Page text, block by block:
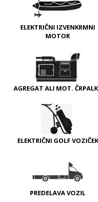
ELEKTRIČNI IZVENKRMNI
MOTOR
AGREGAT ALI MOT.
ELEKTRIČNI GOLF VOZIČEK
PREDELAVA VOZIL